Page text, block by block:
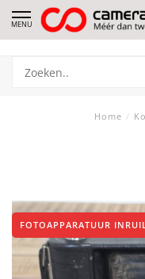
MENU
Home /
FOTOAPPARATUUR